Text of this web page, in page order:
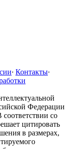
· Контакты·
Федерации
со
цитировать
в размерах,